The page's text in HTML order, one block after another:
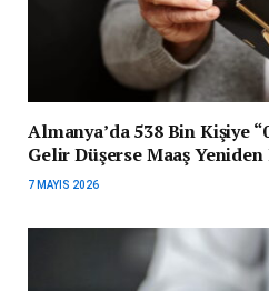
Almanya’da 538 Bin Kişiye
Gelir Düşerse Maaş
7 MAYIS 2026